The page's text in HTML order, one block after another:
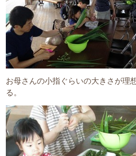
お母さんの小指ぐらいの大きさが理
る。